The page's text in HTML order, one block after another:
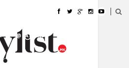
УБАВИНА
@РАБОТА